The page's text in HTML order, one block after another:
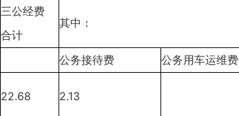
三公经费
合计
其中：
公务接待费 公务用车运维费
22.68 2.13